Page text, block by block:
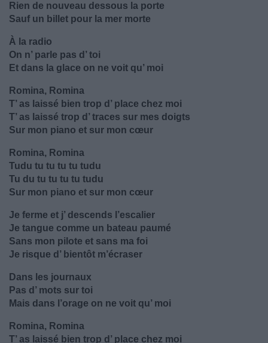
Rien de nouveau dessous la porte
Sauf un billet pour la mer morte
À la radio
On n’ parle pas d’ toi
Et dans la glace on ne voit qu’ moi
Romina, Romina
T’ as laissé bien trop d’ place chez moi
T’ as laissé trop d’ traces sur mes doigts
Sur mon piano et sur mon cœur
Romina, Romina
Tudu tu tu tu tu tudu
Tu du tu tu tu tu tudu
Sur mon piano et sur mon cœur
Je ferme et j’ descends l’escalier
Je tangue comme un bateau paumé
Sans mon pilote et sans ma foi
Je risque d’ bientôt m’écraser
Dans les journaux
Pas d’ mots sur toi
Mais dans l’orage on ne voit qu’ moi
Romina, Romina
T’ as laissé bien trop d’ place chez moi